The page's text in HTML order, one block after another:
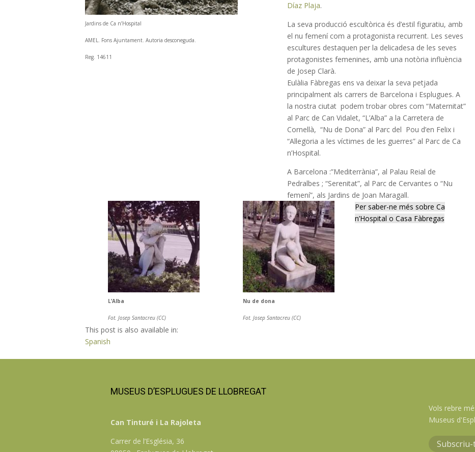
Jardins de Ca n’Hospital
AMEL. Fons Ajuntament. Autoria desconeguda.
Reg. 14611
Díaz Plaja.
La seva producció escultòrica és d’estil figuratiu, amb
el nu femení com a protagonista recurrent. Les seves
escultures destaquen per la delicadesa de les seves
protagonistes femenines, amb una notòria influència
de Josep Clarà.
Eulàlia Fàbregas ens va deixar la seva petjada
principalment als carrers de Barcelona i Esplugues. A
la nostra ciutat podem trobar obres com “Maternitat”
al Parc de Can Vidalet, “L’Alba” a la Carretera de
Cornellà, “Nu de Dona” al Parc del Pou d’en Felix i
“Al·legoria a les víctimes de les guerres” al Parc de Ca
n’Hospital.
A Barcelona :”Mediterrània”, al Palau Reial de
Pedralbes ; “Serenitat”, al Parc de Cervantes o “Nu
femení”, als Jardins de Joan Maragall.
L’Alba
Fot. Josep Santacreu (CC)
Nu de dona
Fot. Josep Santacreu (CC)
Per saber-ne més sobre Ca
n’Hospital o Casa Fàbregas
This post is also available in:
Spanish
MUSEUS D’ESPLUGUES DE LLOBREGAT
Can Tinturé i La Rajoleta
Carrer de l’Església, 36
Vols rebre
Museus
Subscriu-